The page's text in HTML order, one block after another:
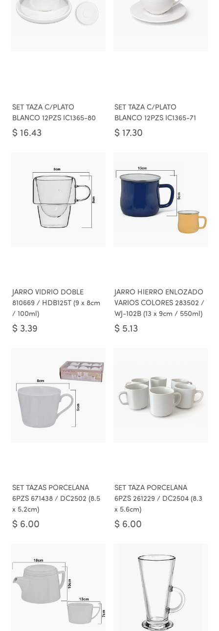
SET TAZA C/PLATO
BLANCO 12PZS IC1365-80
$ 16.43
SET TAZA C/PLATO
BLANCO 12PZS IC1365-71
$ 17.30
JARRO VIDRIO DOBLE
810669 / HDB125T (9 x 8cm
/ 100ml)
$ 3.39
JARRO HIERRO ENLOZADO
VARIOS COLORES 283502 /
WJ-102B (13 x 9cm / 550ml)
$ 5.13
SET TAZAS PORCELANA
6PZS 671438 / DC2502 (8.5
x 5.2cm)
$ 6.00
SET TAZA PORCELANA
6PZS 261229 / DC2504 (8.3
x 5.6cm)
$ 6.00